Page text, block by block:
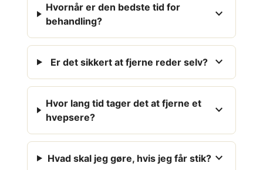
Hvornår er den bedste tid for
behandling?
expand_more
Er det sikkert at fjerne reder selv? expand_more
Hvor lang tid tager det at fjerne et
hvepsere?
expand_more
Hvad skal jeg gøre, hvis jeg får stik? expand_more